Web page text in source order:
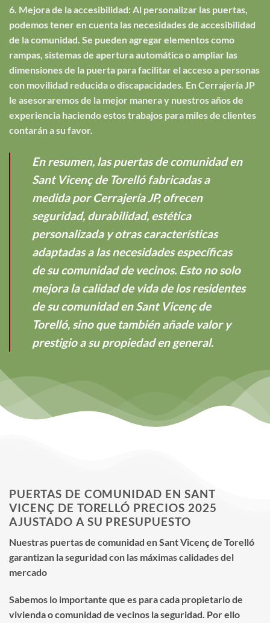
6. Mejora de la accesibilidad: Al personalizar las puertas,
podemos tener en cuenta las necesidades de accesibilidad
de la comunidad. Se pueden agregar elementos como
rampas, sistemas de apertura automática o ampliar las
dimensiones de la puerta para facilitar el acceso a personas
con movilidad reducida o discapacidades. En Cerrajería JP
le asesoraremos de la mejor manera y nuestros años de
experiencia haciendo estos trabajos para miles de clientes
contarán a su favor.
En resumen, las puertas de comunidad en
Sant Vicenç de Torelló fabricadas a
medida por Cerrajería JP, ofrecen
seguridad, durabilidad, estética
personalizada y otras características
adaptadas a las necesidades específicas
de su comunidad de vecinos. Esto no solo
mejora la calidad de vida de los residentes
de su comunidad en Sant Vicenç de
Torelló, sino que también añade valor y
prestigio a su propiedad en general.
PUERTAS DE COMUNIDAD EN SANT
VICENÇ DE TORELLÓ PRECIOS 2025
AJUSTADO A SU PRESUPUESTO
Nuestras puertas de comunidad en Sant Vicenç de Torelló
garantizan la seguridad con las máximas calidades del
mercado
Sabemos lo importante que es para cada propietario de
vivienda o comunidad de vecinos la seguridad. Por ello